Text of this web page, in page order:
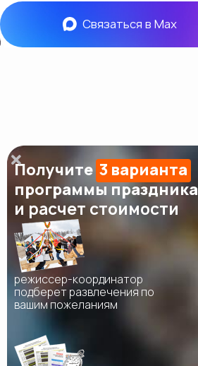
Связаться в Max
Получите 3 варианта
программы праздника
и расчет стоимости
режиссер-координатор
подберет развлечения по
вашим пожеланиям